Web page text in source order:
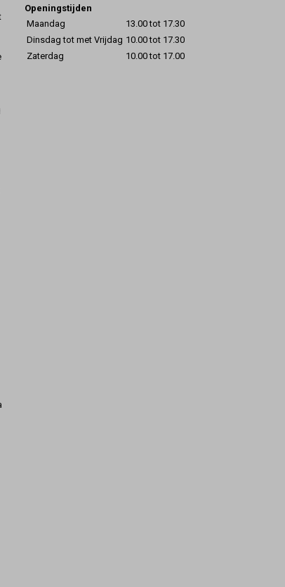
Openingstijden
Maandag
13.00 tot 17.30
Dinsdag tot met Vrijdag 10.00 tot 17.30
Zaterdag
10.00 tot 17.00